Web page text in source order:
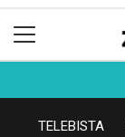
TELEBISTA